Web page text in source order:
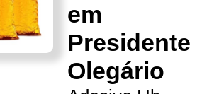
em
Presidente
Olegário